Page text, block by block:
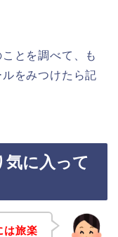
とを調べて、も
をみつけたら記
気に入って
は旅楽